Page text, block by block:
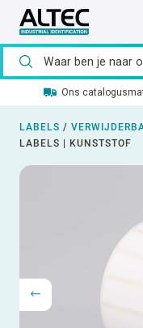
Ons
LABELS /
LABELS | KUNSTSTOF